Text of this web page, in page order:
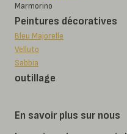
Marmorino
Peintures décoratives
Bleu Majorelle
Velluto
Sabbia
outillage
En savoir plus sur nous